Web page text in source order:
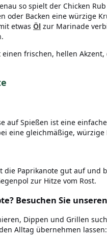
so spielt der Chicken
oder Backen eine würzige
etwas Öl zur Marinade
einen frischen, hellen
auf Spießen ist eine
eine gleichmäßige, würzige
die Paprikanote gut auf und
zur Hitze vom Rost.
Besuchen Sie
Dippen und Grillen
Alltag übernehmen lassen: